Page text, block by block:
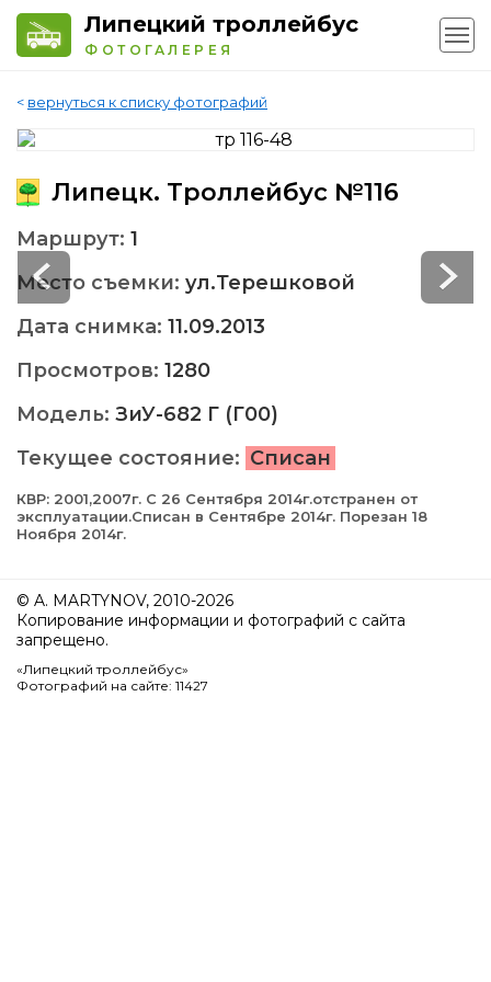
Липецкий троллейбус
ФОТОГАЛЕРЕЯ
< вернуться к списку фотографий
Липецк. Троллейбус №116
Маршрут: 1
Место съемки: ул.Терешковой
Дата снимка: 11.09.2013
Просмотров: 1280
Модель: ЗиУ-682 Г (Г00)
Текущее состояние: Списан
КВР: 2001,2007г. С 26 Сентября 2014г.отстранен от
эксплуатации.Списан в Сентябре 2014г. Порезан 18
Ноября 2014г.
© A. MARTYNOV, 2010-2026
Копирование информации и фотографий с сайта
запрещено.
«Липецкий троллейбус»
Фотографий на сайте: 11427